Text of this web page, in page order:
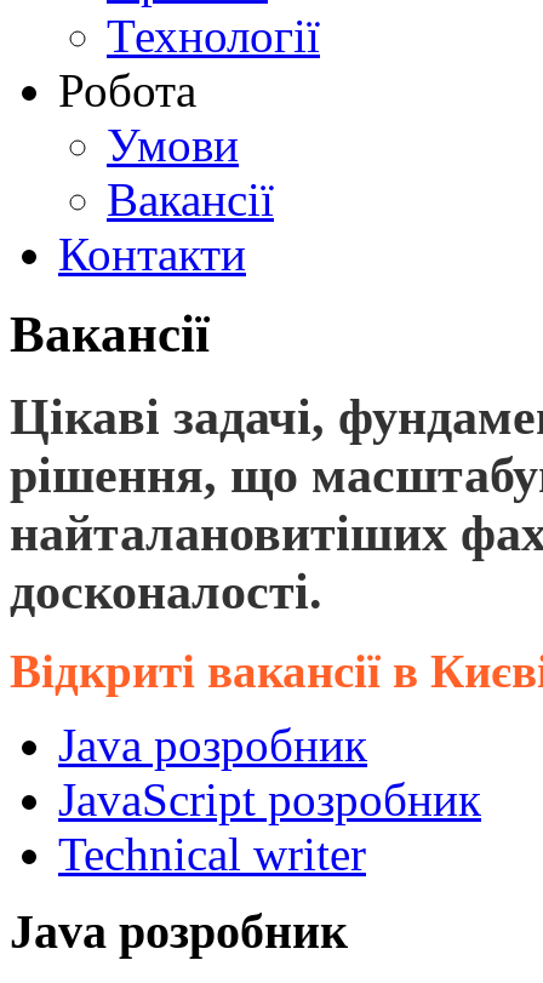
Технології
Робота
Умови
Вакансії
Контакти
Вакансії
Цікаві задачі,
рішення, що
найталановитіших
досконалості.
Відкриті вакансії в
Java розробник
JavaScript розробник
Technical writer
Java розробник